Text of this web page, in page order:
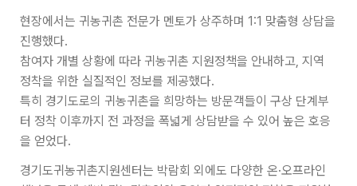
현장에서는 귀농귀촌 전문가 멘토가 상주하며 1:1 맞춤형 상담을
진행했다.
참여자 개별 상황에 따라 귀농귀촌 지원정책을 안내하고, 지역
정착을 위한 실질적인 정보를 제공했다.
특히 경기도로의 귀농귀촌을 희망하는 방문객들이 구상 단계부
터 정착 이후까지 전 과정을 폭넓게 상담받을 수 있어 높은 호응
을 얻었다.
경기도귀농귀촌지원센터는 박람회 외에도 다양한 온·오프라인